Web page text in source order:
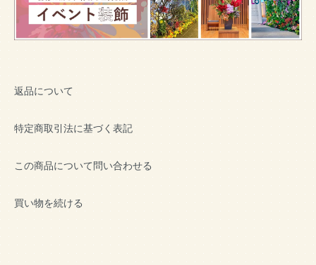
返品について
特定商取引法に基づく表記
この商品について問い合わせる
買い物を続ける